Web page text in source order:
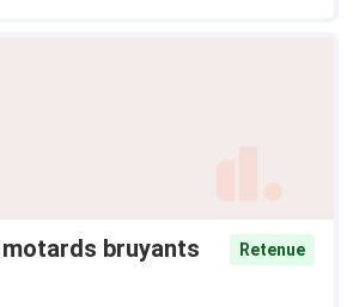
bruyants
Retenue